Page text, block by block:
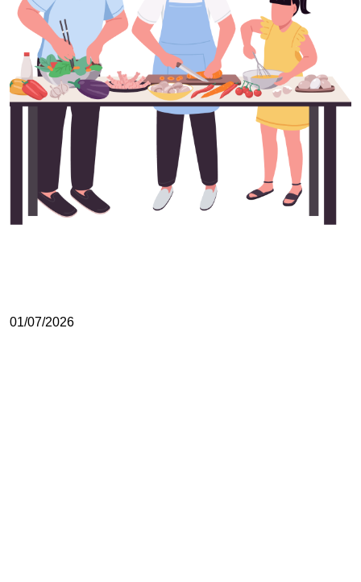
01/07/2026